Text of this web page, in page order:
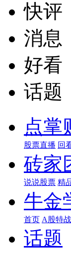
快评
消息
好看
话题
点掌
股票直播 回
砖家
说说股票 精
牛金
首页 A股特
话题